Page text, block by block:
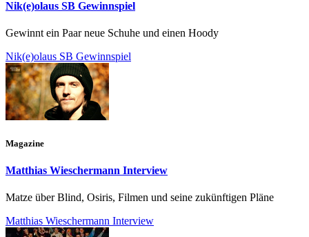
Nik(e)olaus SB Gewinnspiel
Gewinnt ein Paar neue Schuhe und einen Hoody
Nik(e)olaus SB Gewinnspiel
Magazine
Matthias Wieschermann Interview
Matze über Blind, Osiris, Filmen und seine zukünftigen Pläne
Matthias Wieschermann Interview